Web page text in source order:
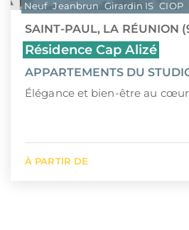
SAINT-PAUL, LA RÉUNION
Résidence Cap Alizé
APPARTEMENTS DU
Élégance et bien-être au
À PARTIR DE
Neuf Jeanbrun Girardin IS CIOP